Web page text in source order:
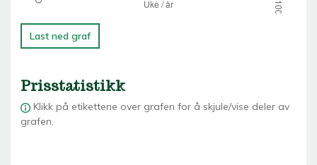
Last ned graf
Prisstatistikk
Klikk på etikettene over grafen for å skjule/vise deler av
grafen.